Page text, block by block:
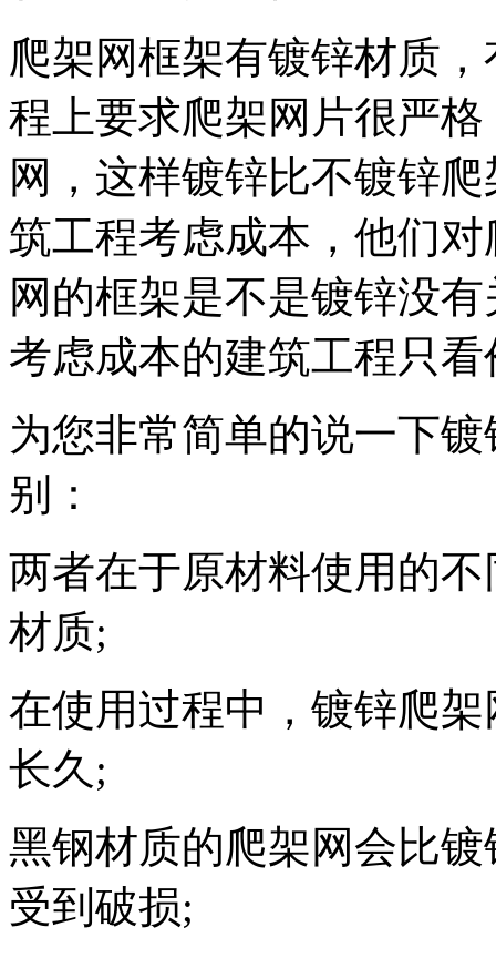
爬架网框架有镀锌材质
程上要求爬架网片很严
网，这样镀锌比不镀锌
筑工程考虑成本，他们
网的框架是不是镀锌没
考虑成本的建筑工程只看
为您非常简单的说一下
别：
两者在于原材料使用的
材质;
在使用过程中，镀锌爬
长久;
黑钢材质的爬架网会比
受到破损;